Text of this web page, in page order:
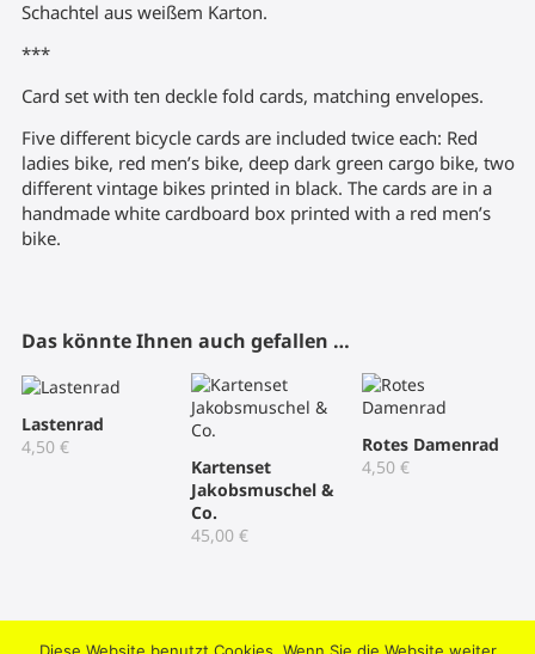
Schachtel aus weißem Karton.
***
Card set with ten deckle fold cards, matching envelopes.
Five different bicycle cards are included twice each: Red
ladies bike, red men’s bike, deep dark green cargo bike, two
different vintage bikes printed in black. The cards are in a
handmade white cardboard box printed with a red men’s
bike.
Das könnte Ihnen auch gefallen …
Lastenrad
4,50 €
Kartenset
Jakobsmuschel &
Co.
45,00€
Rotes Damenrad
4,50 €